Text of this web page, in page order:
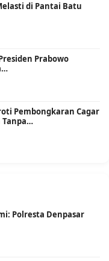
di Pantai Batu
Prabowo
Pembongkaran Cagar
Tanpa…
Polresta Denpasar